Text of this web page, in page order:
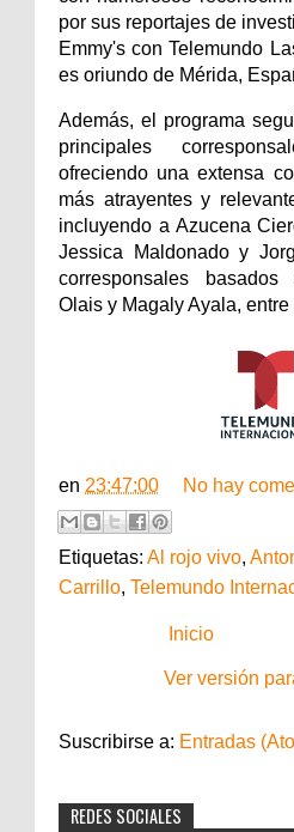
por sus reportajes de
Emmy's con Telemundo
es oriundo de Mérida,
Además, el programa
principales
ofreciendo una extensa
más atrayentes y
incluyendo a Azucena
Jessica Maldonado y
corresponsales
Olais y Magaly Ayala, entre
en 23:47:00 No hay
Etiquetas: Al rojo vivo,
Carrillo, Telemundo
Inicio
Ver versión
Suscribirse a: Entradas
REDES SOCIALES